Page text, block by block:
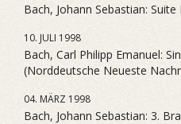
Bach, Johann Sebastian:
10. JULI 1998
Bach, Carl Philipp Emanuel:
(Norddeutsche Neueste
04. MÄRZ 1998
Bach, Johann Sebastian: 3.